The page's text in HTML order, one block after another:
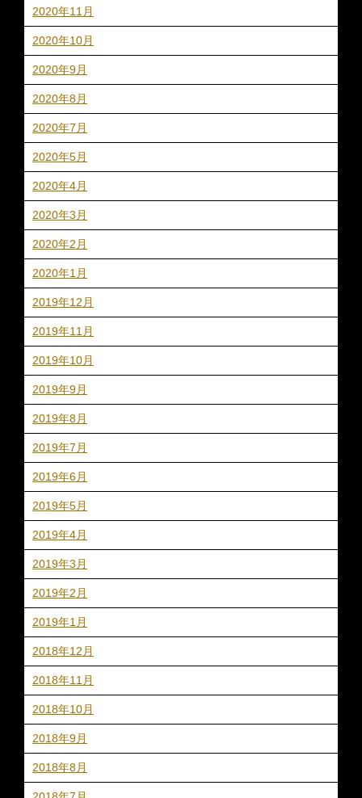
2020年11月
2020年10月
2020年9月
2020年8月
2020年7月
2020年5月
2020年4月
2020年3月
2020年2月
2020年1月
2019年12月
2019年11月
2019年10月
2019年9月
2019年8月
2019年7月
2019年6月
2019年5月
2019年4月
2019年3月
2019年2月
2019年1月
2018年12月
2018年11月
2018年10月
2018年9月
2018年8月